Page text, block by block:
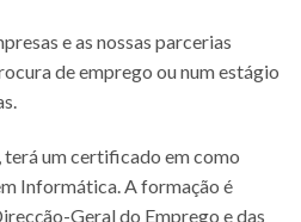
e as nossas parcerias
de emprego ou num estágio
um certificado em como
Informática. A formação é
Geral do Emprego e das